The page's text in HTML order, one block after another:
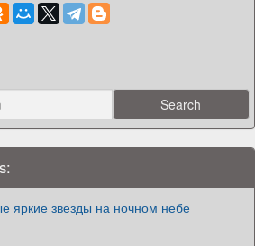
яркие звезды на ночном небе